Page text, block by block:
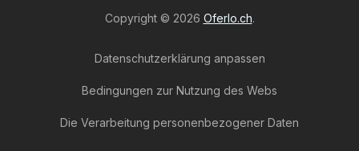
Copyright © 2026 Oferlo.ch.
Datenschutzerklärung anpassen
Bedingungen zur Nutzung des Webs
Die Verarbeitung personenbezogener Daten